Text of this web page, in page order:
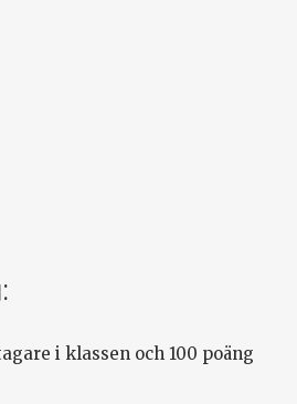
i klassen och 100 poäng